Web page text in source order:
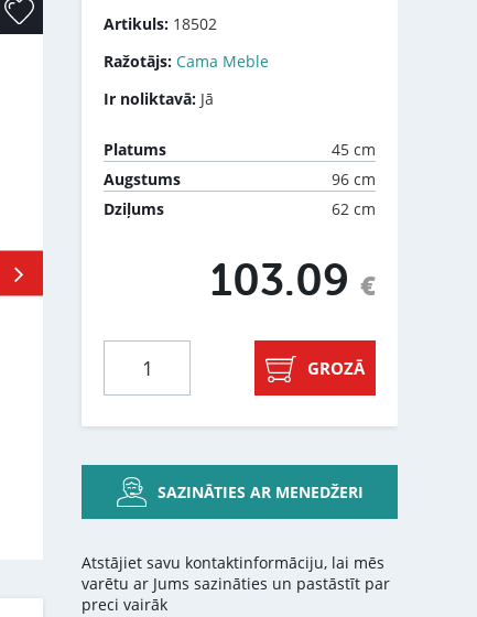
Artikuls: 18502
Ražotājs: Cama Meble
Ir noliktavā: Jā
Platums
45 cm
Augstums
96 cm
Dziļums
62 cm
103.09 €
GROZĀ
SAZINĀTIES AR MENEDŽERI
Atstājiet savu kontaktinformāciju, lai mēs
varētu ar Jums sazināties un pastāstīt par
preci vairāk